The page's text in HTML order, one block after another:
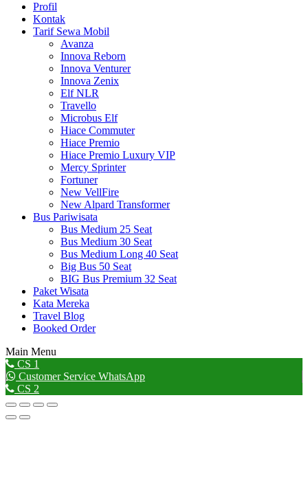
Profil
Kontak
Tarif Sewa Mobil
Avanza
Innova Reborn
Innova Venturer
Innova Zenix
Elf NLR
Travello
Microbus Elf
Hiace Commuter
Hiace Premio
Hiace Premio Luxury VIP
Mercy Sprinter
Fortuner
New VellFire
New Alpard Transformer
Bus Pariwisata
Bus Medium 25 Seat
Bus Medium 30 Seat
Bus Medium Long 40 Seat
Big Bus 50 Seat
BIG Bus Premium 32 Seat
Paket Wisata
Kata Mereka
Travel Blog
Booked Order
Main Menu
Go
to
Top
CS 1
Customer Service WhatsApp
CS 2